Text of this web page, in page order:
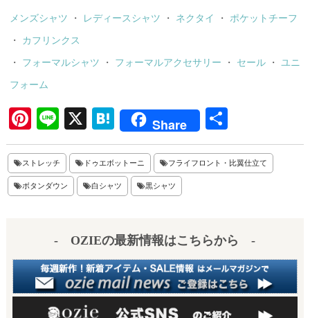
メンズシャツ ・ レディースシャツ ・ ネクタイ ・ ポケットチーフ
・ カフリンクス
・ フォーマルシャツ ・ フォーマルアクセサリー ・ セール・ ユニ
フォーム
Pi
nt
er
es
Li
ne
X
H
at
en
a
Share
有
ストレッチ ドゥエボットーニ フライフロント・比翼仕立て
ボタンダウン 白シャツ 黒シャツ
- OZIEの最新情報はこちらから -